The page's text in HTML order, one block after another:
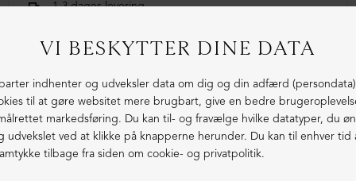
1-3 dages levering
Fri fragt fra 1.000,- i DK (pakkeshop)
Ekstraordinær kvalitet - produceret i Europa